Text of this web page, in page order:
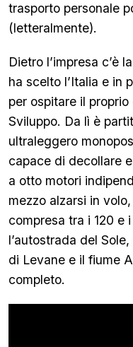
trasporto personale
(letteralmente).
Dietro l’impresa c’è
ha scelto l’Italia e in
per ospitare il
Sviluppo. Da lì è
ultraleggero
capace di decollare
a otto motori
mezzo alzarsi in
compresa tra i 120 e
l’autostrada del
di Levane e il fiume
completo.